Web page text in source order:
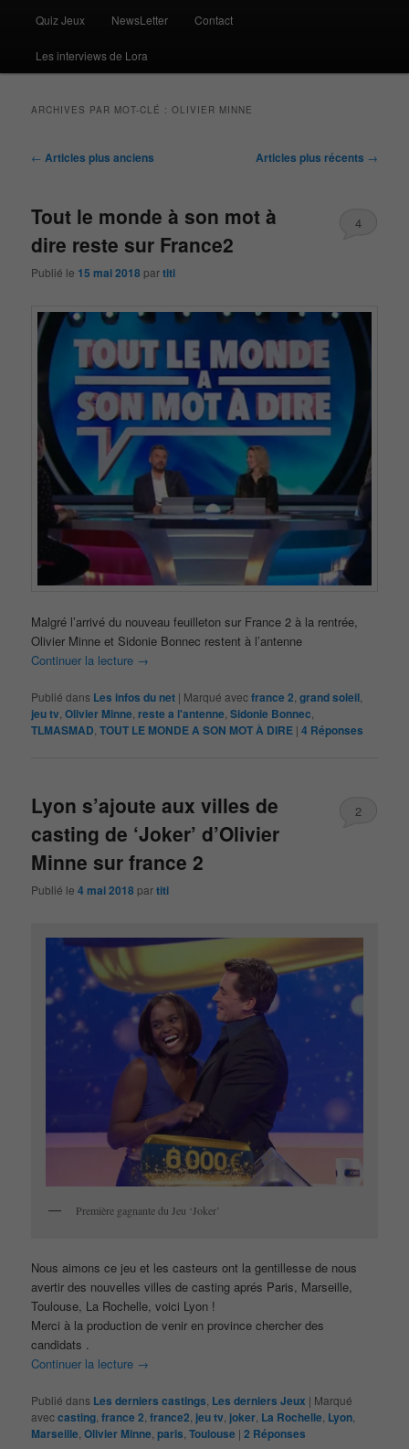
Quiz Jeux NewsLetter Contact
Les interviews de Lora
ARCHIVES PAR MOT-CLÉ :OLIVIER MINNE
Navigation
← Articles plus anciens Articles plus récents →
Tout le monde à son mot à
dire reste sur France2
Publié le 15 mai 2018 partiti
4
Malgré l’arrivé du nouveau feuilleton sur France 2 à la rentrée,
Olivier Minne et Sidonie Bonnec restent à l’antenne
Continuer la lecture →
Publié dans Les infos du net | Marqué avecfrance 2 ,grand soleil
jeu tv ,Olivier Minne reste a l'antenne ,Sidonie Bonnec
TLMASMAD ,TOUT LE MONDE A SON MOT À DIRE |4 Réponses
Lyon s’ajoute aux villes de
casting de ‘Joker’ d’Olivier
Minne sur france 2
Publié le4 mai 2018 partiti
2
Première gagnante du Jeu ‘Joker’
Nous aimons ce jeu et les casteurs ont la gentillesse de nous
avertir des nouvelles villes de casting aprés Paris, Marseille,
Toulouse, La Rochelle, voici Lyon !
Merci à la production de venir en province chercher des
candidats .
Continuer la lecture →
Publié dans Les derniers castings Les derniers Jeux | Marqué
aveccasting ,france 2 ,france2 jeu tv joker La Rochelle Lyon
Marseille ,Olivier Minne ,paris ,Toulouse |2 Réponses